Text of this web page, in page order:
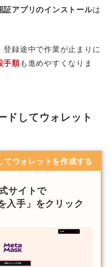
証アプリのインストールは
録途中で作業が止まりに
手順も進めやすくなりま
ドしてウォレット
ウォレットを作成する
サイトで
入手」をクリック